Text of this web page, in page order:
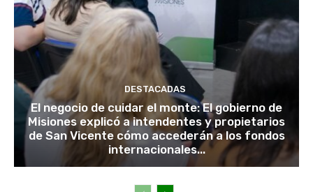
DESTACADAS
El negocio de cuidar el monte: El gobierno de
Misiones explicó a intendentes y propietarios
de San Vicente cómo accederán a los fondos
internacionales...